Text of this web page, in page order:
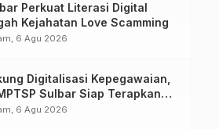
Perkuat Literasi Digital
Kejahatan Love Scamming
6 Agu 2026
Digitalisasi Kepegawaian,
Sulbar Siap Terapkan
FLEKSI ASN
6 Agu 2026